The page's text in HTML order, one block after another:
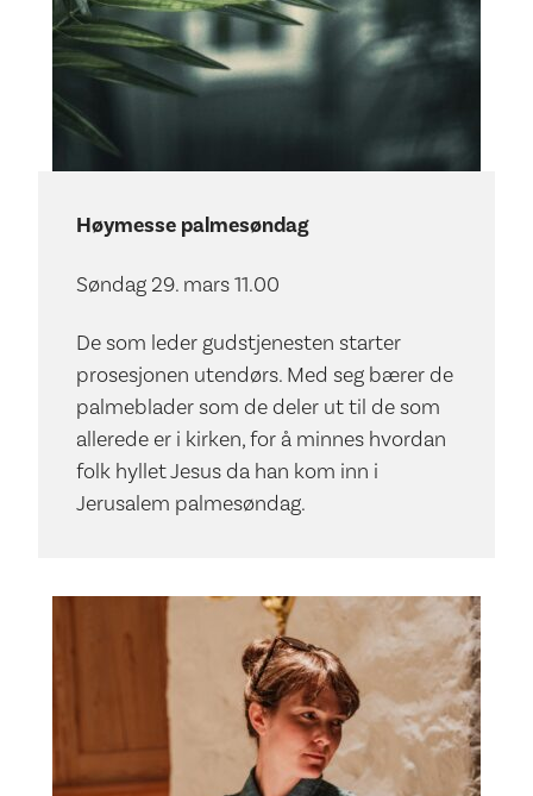
Høymesse palmesøndag
Søndag 29. mars 11.00
De som leder gudstjenesten starter
prosesjonen utendørs. Med seg bærer de
palmeblader som de deler ut til de som
allerede er i kirken, for å minnes hvordan
folk hyllet Jesus da han kom inn i
Jerusalem palmesøndag.